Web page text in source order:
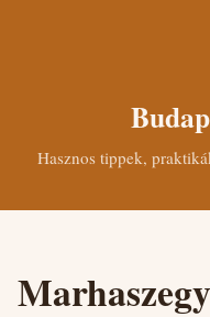
Hasznos tippek,
Marhaszegy